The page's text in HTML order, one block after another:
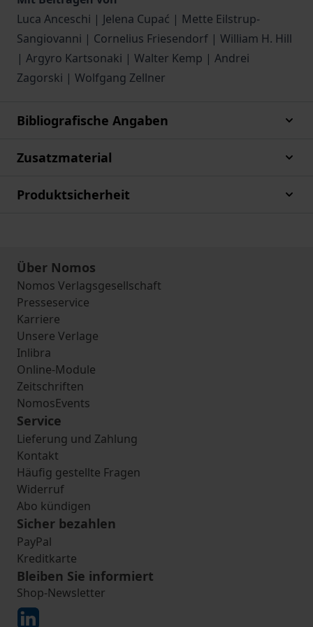
Luca Anceschi | Jelena Cupać | Mette Eilstrup-
Sangiovanni | Cornelius Friesendorf | William H. Hill
| Argyro Kartsonaki | Walter Kemp | Andrei
Zagorski | Wolfgang Zellner
Bibliografische Angaben
Zusatzmaterial
Produktsicherheit
Über Nomos
Nomos Verlagsgesellschaft
Presseservice
Karriere
Unsere Verlage
Inlibra
Online-Module
Zeitschriften
NomosEvents
Service
Lieferung und Zahlung
Kontakt
Häufig gestellte Fragen
Widerruf
Abo kündigen
Sicher bezahlen
PayPal
Kreditkarte
Bleiben Sie informiert
Shop-Newsletter